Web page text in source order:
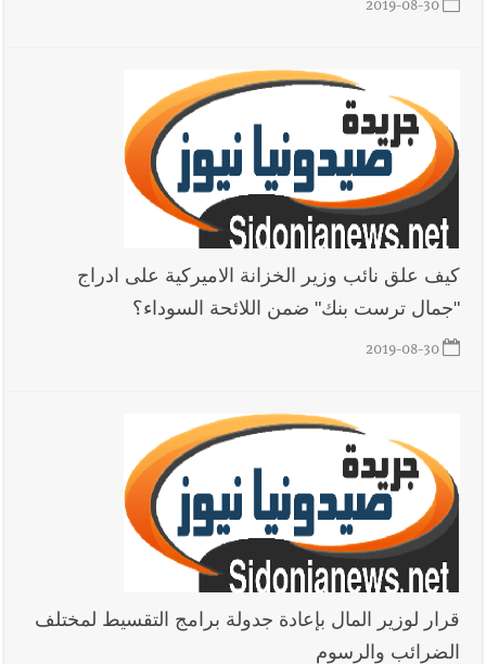
2019-08-30
كيف علق نائب وزير الخزانة الاميركية على ادراج
"جمال ترست بنك" ضمن اللائحة السوداء؟
2019-08-30
قرار لوزير المال بإعادة جدولة برامج التقسيط لمختلف
الضرائب والرسوم